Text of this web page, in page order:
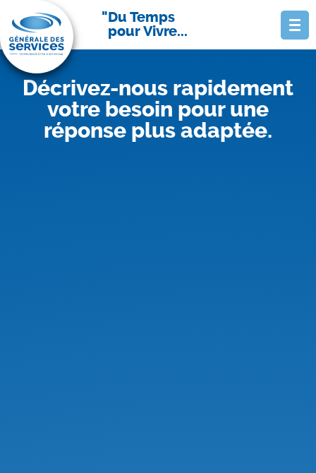
Du Temps
pour Vivre...
Décrivez-nous rapidement
votre besoin pour une
réponse plus adaptée.